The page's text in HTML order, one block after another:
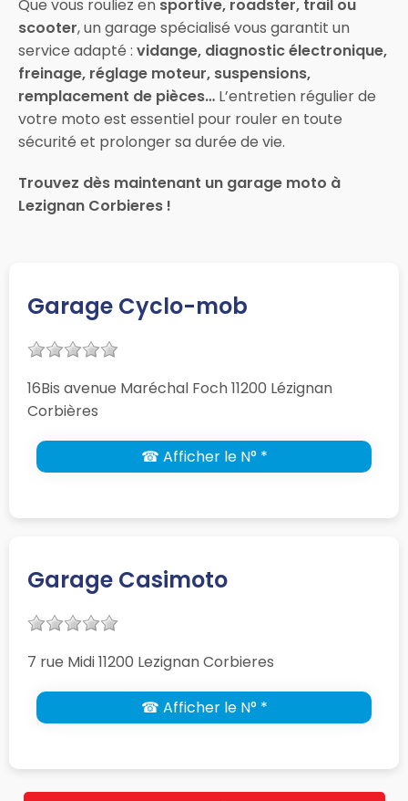
Que vous rouliez en sportive, roadster, trail ou
scooter, un garage spécialisé vous garantit un
service adapté : vidange, diagnostic électronique,
freinage, réglage moteur, suspensions,
remplacement de pièces… L’entretien régulier de
votre moto est essentiel pour rouler en toute
sécurité et prolonger sa durée de vie.
Trouvez dès maintenant un garage moto à
Lezignan Corbieres !
Garage Cyclo-mob
16Bis avenue Maréchal Foch 11200 Lézignan
Corbières
☎ Afficher le N° *
Garage Casimoto
7 rue Midi 11200 Lezignan Corbieres
☎ Afficher le N° *